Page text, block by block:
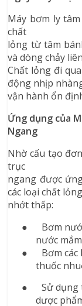
Máy bơm ly
chất
lỏng từ tâm
và dòng chảy
Chất lỏng đi
động nhịp
vận hành ổn
Ứng dụng của
Ngang
Nhờ cấu tạo
trục
ngang được
các loại chất
nhớt thấp:
●
Bơm
nước
●
Bơm
thuốc
●
Sử
dược